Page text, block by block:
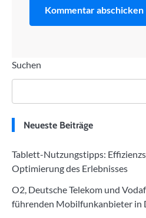
Suchen
Neueste Beiträge
Tablett-Nutzungstipps:
Optimierung des Erlebnisses
O2, Deutsche Telekom und
führenden Mobilfunkanbieter in